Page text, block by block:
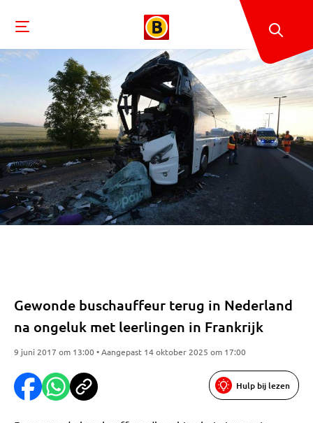
Gewonde buschauffeur terug in Nederland
na ongeluk met leerlingen in Frankrijk
9 juni 2017 om 13:00 • Aangepast 14 oktober 2025 om 17:00
Hulp bij lezen